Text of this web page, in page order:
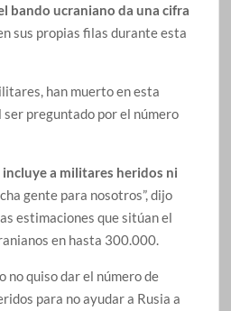
bando ucraniano da una cifra
sus propias filas durante esta
han muerto en esta
ser preguntado por el número
incluye a militares heridos ni
gente para nosotros”, dijo
estimaciones que sitúan el
en hasta 300.000.
no quiso dar el número de
para no ayudar a Rusia a